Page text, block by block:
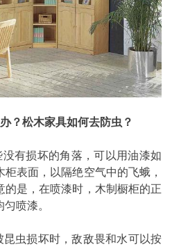
？松木家具如何去防虫？
没有损坏的角落，可以用油漆如
表面，以隔绝空气中的飞蛾，
是，在喷漆时，木制橱柜的正
喷漆。
昆虫损坏时，敌敌畏和水可以按